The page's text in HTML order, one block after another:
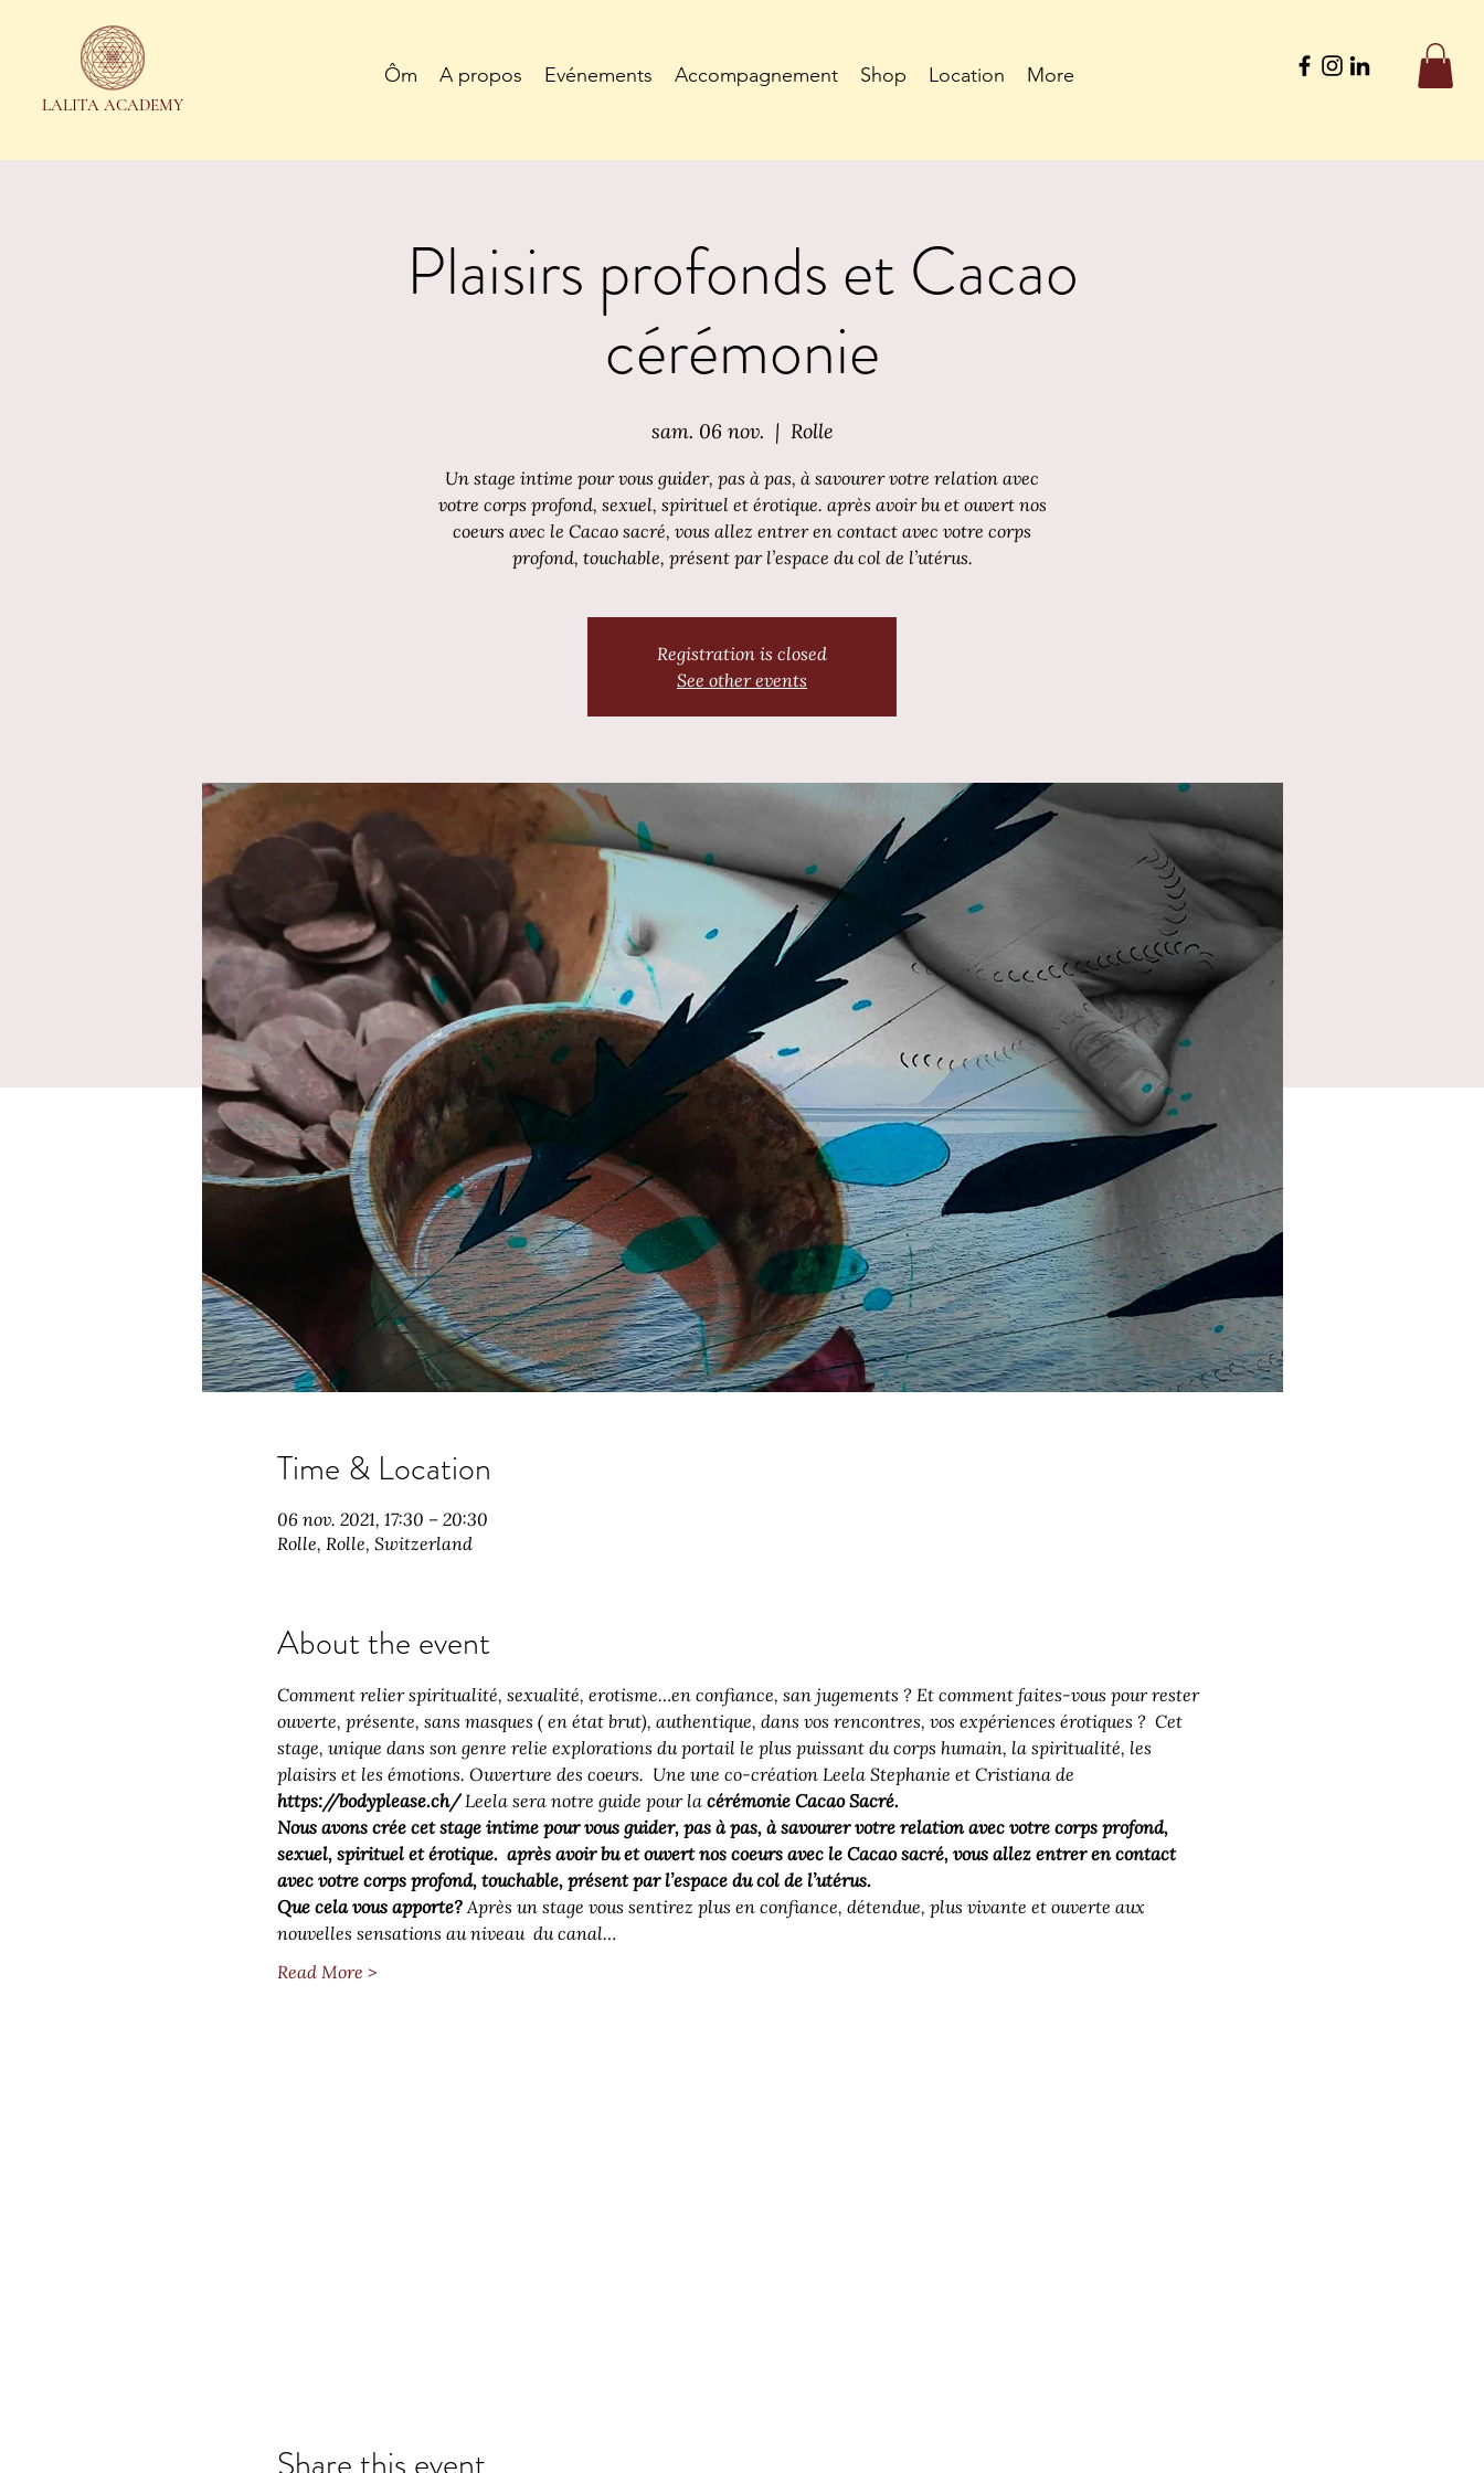
LALITA ACADEMY
Ôm A propos Evénements Accompagnement Shop Location More
Plaisirs profonds et Cacao
cérémonie
sam. 06 nov.
  |
Rolle
Un stage intime pour vous guider, pas à pas, à savourer votre relation avec
votre corps profond, sexuel, spirituel et érotique. après avoir bu et ouvert nos
coeurs avec le Cacao sacré, vous allez entrer en contact avec votre corps
profond, touchable, présent par l’espace du col de l’utérus.
Registration is closed
See other events
Time & Location
06 nov. 2021, 17:30 – 20:30
Rolle, Rolle, Switzerland
About the event
Comment relier spiritualité, sexualité, erotisme…en confiance, san jugements ? Et comment faites-vous pour rester
ouverte, présente, sans masques ( en état brut), authentique, dans vos rencontres, vos expériences érotiques ?  Cet
stage, unique dans son genre relie explorations du portail le plus puissant du corps humain, la spiritualité, les
plaisirs et les émotions. Ouverture des coeurs.  Une une co-création Leela Stephanie et Cristiana de
https://bodyplease.ch/ Leela sera notre guide pour la cérémonie Cacao Sacré.
Nous avons crée cet stage intime pour vous guider, pas à pas, à savourer votre relation avec votre corps profond,
sexuel, spirituel et érotique.  après avoir bu et ouvert nos coeurs avec le Cacao sacré, vous allez entrer en contact
avec votre corps profond, touchable, présent par l’espace du col de l’utérus.
Que cela vous apporte? Après un stage vous sentirez plus en confiance, détendue, plus vivante et ouverte aux
nouvelles sensations au niveau  du canal…
Read More >